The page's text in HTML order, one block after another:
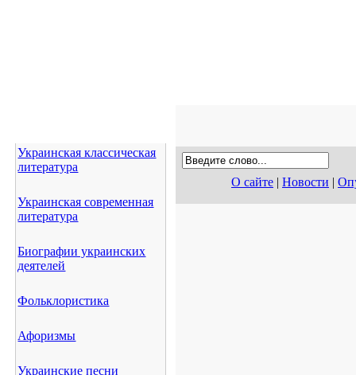
Украинская классическая
литература
Украинская современная
литература
Биографии украинских
деятелей
Фольклористика
Афоризмы
Украинские песни
О сайте | Новости |